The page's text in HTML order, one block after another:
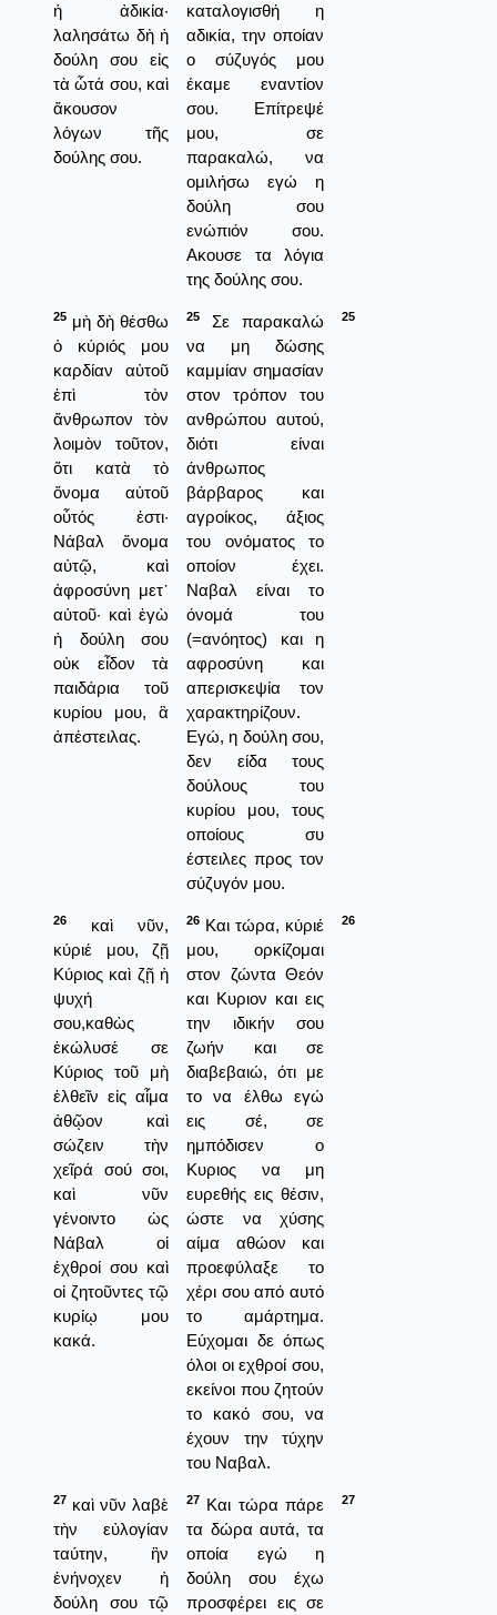
ἡ ἀδικία·
λαλησάτω δὴ ἡ
δούλη σου εἰς
τὰ ὦτά σου, καὶ
ἄκουσον
λόγων τῆς
δούλης σου.
καταλογισθή η
αδικία, την οποίαν
ο σύζυγός μου
έκαμε εναντίον
σου. Επίτρεψέ
μου, σε
παρακαλώ, να
ομιλήσω εγώ η
δούλη σου
ενώπιόν σου.
Ακουσε τα λόγια
της δούλης σου.
25 μὴ δὴ θέσθω
ὁ κύριός μου
καρδίαν αὐτοῦ
ἐπὶ τὸν
ἄνθρωπον τὸν
λοιμὸν τοῦτον,
ὅτι κατὰ τὸ
ὄνομα αὐτοῦ
οὗτός ἐστι·
Νάβαλ ὄνομα
αὐτῷ, καὶ
ἀφροσύνη μετ᾿
αὐτοῦ· καὶ ἐγὼ
ἡ δούλη σου
οὐκ εἶδον τὰ
παιδάρια τοῦ
κυρίου μου, ἃ
ἀπέστειλας.
25
Σε παρακαλώ
να μη δώσης
καμμίαν σημασίαν
στον τρόπον του
ανθρώπου αυτού,
διότι είναι
άνθρωπος
βάρβαρος και
αγροίκος, άξιος
του ονόματος το
οποίον έχει.
Ναβαλ είναι το
όνομά του
(=ανόητος) και η
αφροσύνη και
απερισκεψία τον
χαρακτηρίζουν.
Εγώ, η δούλη σου,
δεν είδα τους
δούλους του
κυρίου μου, τους
οποίους συ
έστειλες προς τον
σύζυγόν μου.
25
26
καὶ νῦν,
κύριέ μου, ζῇ
Κύριος καὶ ζῇ ἡ
ψυχή
σου,καθὼς
ἐκώλυσέ σε
Κύριος τοῦ μὴ
ἐλθεῖν εἰς αἷμα
ἀθῷον καὶ
σώζειν τὴν
χεῖρά σού σοι,
καὶ νῦν
γένοιντο ὡς
Νάβαλ οἱ
ἐχθροί σου καὶ
οἱ ζητοῦντες τῷ
κυρίῳ μου
κακά.
26 Και τώρα, κύριέ
μου, ορκίζομαι
στον ζώντα Θεόν
και Κυριον και εις
την ιδικήν σου
ζωήν και σε
διαβεβαιώ, ότι με
το να έλθω εγώ
εις σέ, σε
ημπόδισεν ο
Κυριος να μη
ευρεθής εις θέσιν,
ώστε να χύσης
αίμα αθώον και
προεφύλαξε το
χέρι σου από αυτό
το αμάρτημα.
Εύχομαι δε όπως
όλοι οι εχθροί σου,
εκείνοι που ζητούν
το κακό σου, να
έχουν την τύχην
του Ναβαλ.
26
27 καὶ νῦν λαβὲ
τὴν εὐλογίαν
ταύτην, ἣν
ἐνήνοχεν ἡ
δούλη σου τῷ
27 Και τώρα πάρε
τα δώρα αυτά, τα
οποία εγώ η
δούλη σου έχω
προσφέρει εις σε
27